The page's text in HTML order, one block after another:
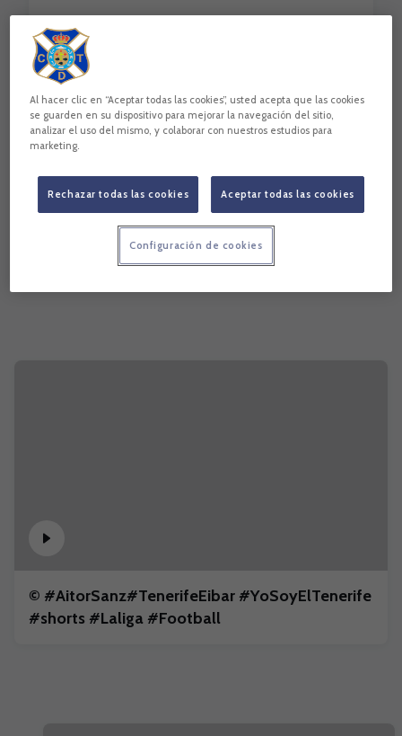
©️ #AitorSanz#TenerifeEibar #YoSoyElTenerife
#shorts #Laliga #Football
Al hacer clic en “Aceptar todas las cookies”, usted acepta que las cookies
se guarden en su dispositivo para mejorar la navegación del sitio,
analizar el uso del mismo, y colaborar con nuestros estudios para
marketing.
Rechazar todas las cookies Aceptar todas las cookies
Configuración de cookies